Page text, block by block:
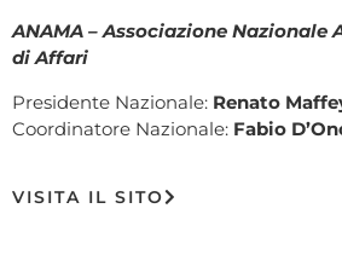
ANAMA – Associazione Nazionale
di Affari
Presidente Nazionale: Renato
Coordinatore Nazionale: Fabio
VISITA IL SITO